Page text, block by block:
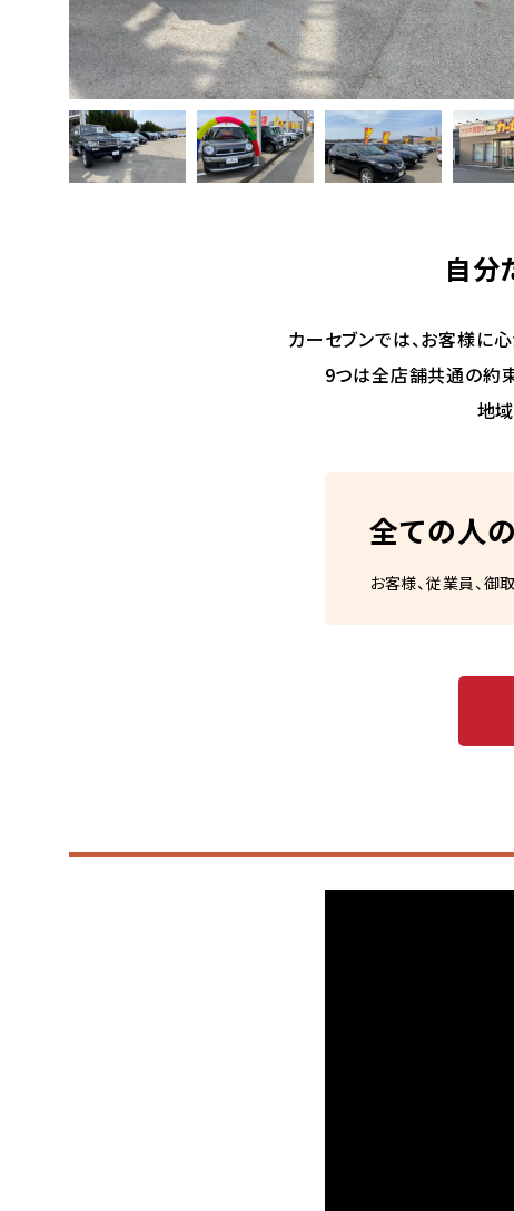
自分
カーセブンでは、お客様に
9つは全店舗共通の約
地
全ての人
お客様、従業員、御